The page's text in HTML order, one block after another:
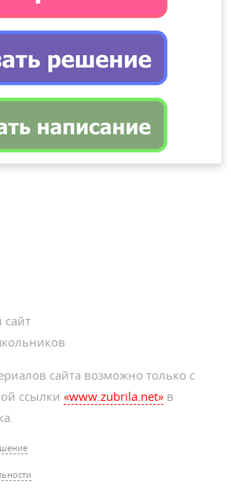
сайт
сайта возможно только с
ссылки«www.zubrila.net» в